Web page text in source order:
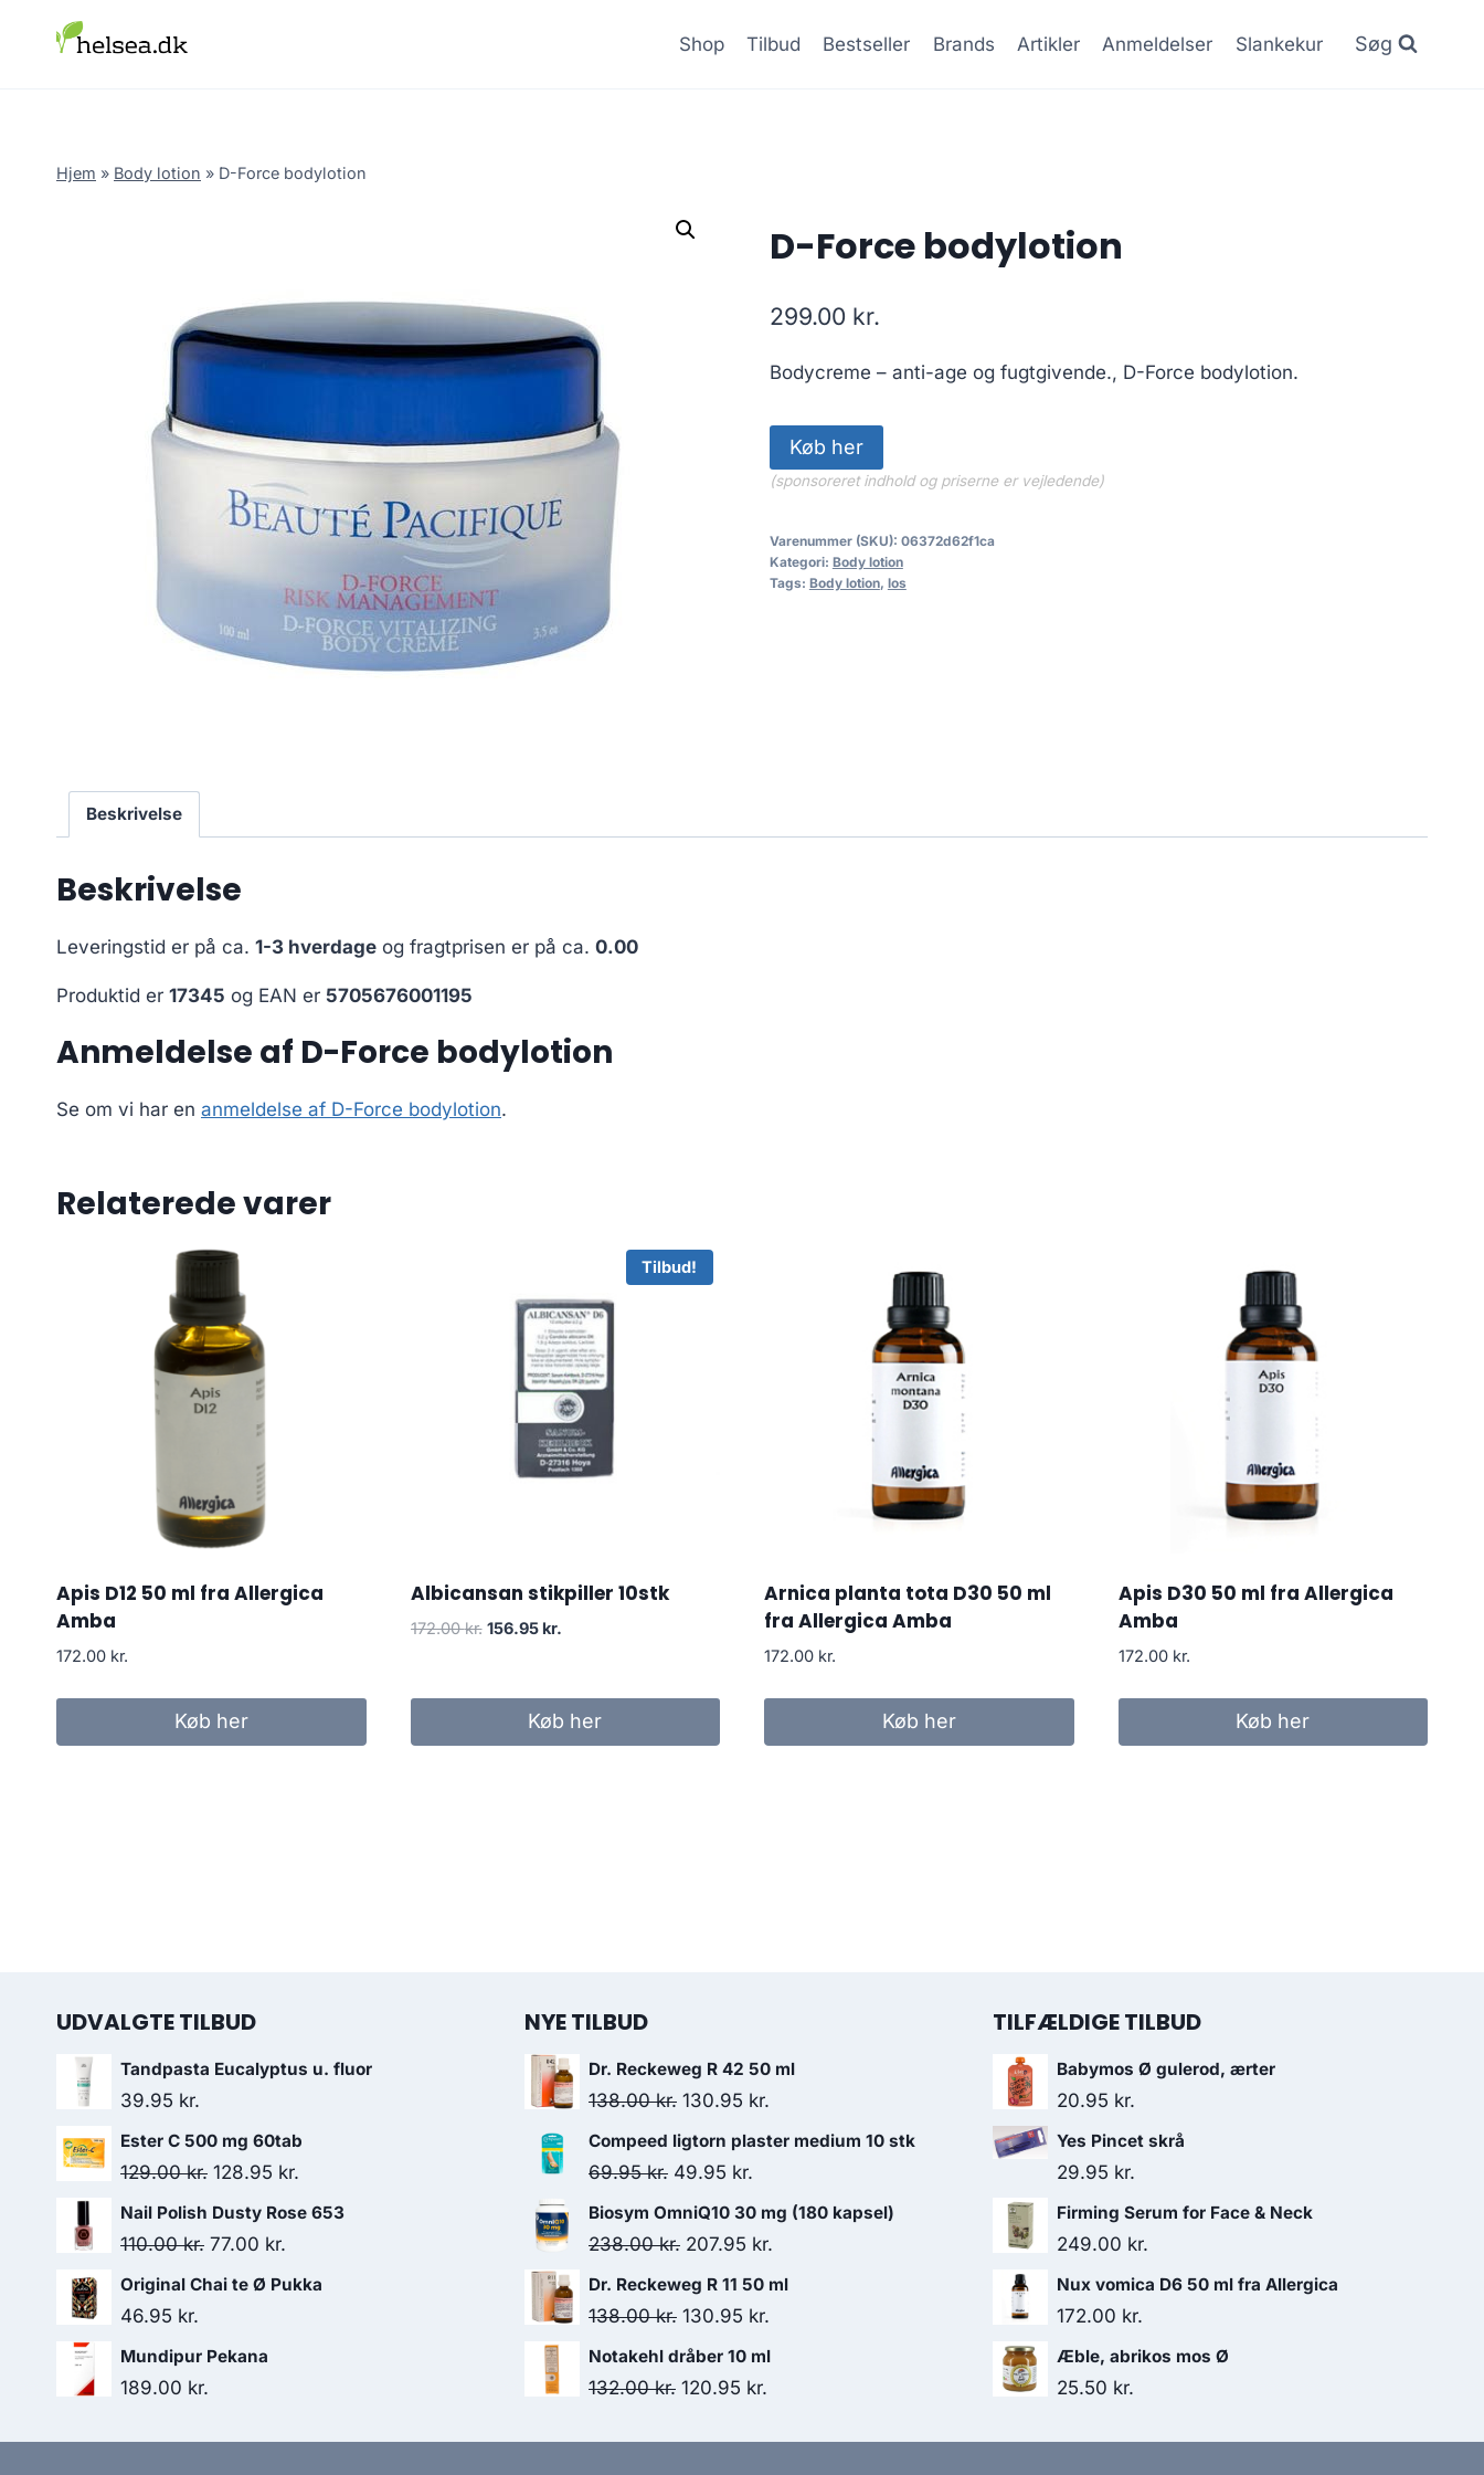
Shop Tilbud Bestseller Brands Artikler Anmeldelser Slankekur Søg
Hjem » Body lotion » D-Force bodylotion
D-Force bodylotion
299.00 kr.
Bodycreme – anti-age og fugtgivende., D-Force bodylotion.
Køb her
(sponsoreret indhold og priserne er vejledende)
Varenummer (SKU): 06372d62f1ca
Kategori: Body lotion
Tags: Body lotion, los
Beskrivelse
Beskrivelse
Leveringstid er på ca. 1-3 hverdage og fragtprisen er på ca. 0.00
Produktid er 17345 og EAN er 5705676001195
Anmeldelse af D-Force bodylotion
Se om vi har en anmeldelse af D-Force bodylotion.
Relaterede varer
Apis D12 50 ml fra Allergica
Amba
172.00 kr.
Køb her
Tilbud!
Albicansan stikpiller 10stk
172.00kr. Den
var:
172.00 kr..
156.95 kr.Den
er:
156.95 kr..
Køb her
Arnica planta tota D30 50 ml
fra Allergica Amba
172.00 kr.
Køb her
Apis D30 50 ml fra Allergica
Amba
172.00 kr.
Køb her
UDVALGTE TILBUD
Tandpasta Eucalyptus u. fluor
39.95 kr.
Ester C 500 mg 60tab
129.00kr. Den
oprindelige
pris
128.95 kr.
aktuelle
Nail Polish Dusty Rose 653
110.00kr. Den
oprindelige
77.00 kr.
aktuelle
Original Chai te Ø Pukka
46.95 kr.
Mundipur Pekana
189.00 kr.
NYE TILBUD
Dr. Reckeweg R 42 50 ml
138.00kr. Den
oprindelige
pris
138.00 kr..
130.95 kr.
aktuelle
Compeed ligtorn plaster medium 10 stk
69.95kr. Den
oprindelige
pris
69.95 kr..
49.95 kr.
aktuelle
pris
Biosym OmniQ10 30 mg (180 kapsel)
238.00kr. Den
oprindelige
pris
var:
238.00 kr..
207.95 kr.
aktuelle
Dr. Reckeweg R 11 50 ml
138.00kr. Den
oprindelige
pris
138.00 kr..
130.95 kr.
aktuelle
130.95 kr..
Notakehl dråber 10 ml
132.00kr. Den
120.95 kr.
TILFÆLDIGE TILBUD
Babymos Ø gulerod, ærter
20.95 kr.
Yes Pincet skrå
29.95 kr.
Firming Serum for Face & Neck
249.00 kr.
Nux vomica D6 50 ml fra Allergica
172.00 kr.
Æble, abrikos mos Ø
25.50 kr.